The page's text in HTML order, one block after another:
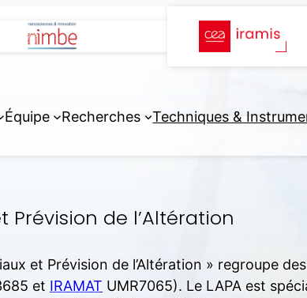
Équipe Recherches Techniques &
de l’Altération
et Prévision de l’Altération » regroupe
et IRAMAT UMR7065). Le LAPA est